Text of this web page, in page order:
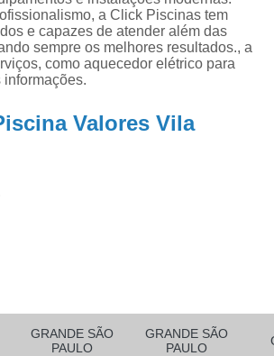
Equipamentos para Piscinas
Filtro de água Piscina
Filtro de
de Poliéster para Piscina
para Piscina de Fibra
Iluminação de Piscina de Fibra
a Click Piscinas tem
e capazes de atender além das
sempre os melhores resultados., a
como aquecedor elétrico para
Valores Vila
GRANDE SÃO
PAULO
GRANDE SÃO
PAULO